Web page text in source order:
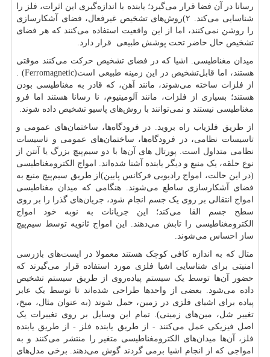
رسانا در آن فضا قرار می‌گیرد؛ یابنده با اندازه‌گیری این اثرات، فلز را
شناسایی می‌کند. ۲)روش‌های تشخیص غیرفعال، فضای آشکارسازی
را روشن نمی‌کنند، اما از این واقعیت استفاده می‌کنند که هر فضای
تشخیص حال حاضر تحت پوشش طبیعی قرار دارد.
میدان مغناطیسی. اشیا که در فضای تشخیص حرکت می‌کنند موقتی
هستند، اما قابل‌تشخیص در این زمینه طبیعی است. (Ferromagnetic)
از فلزات ساخته می‌شوند، مانند آهن، که قادر به مغناطیسی بودن
هستند؛ بسیاری از فلزات، مانند آلومینیوم، نا رسانا هستند اما فرو
مغناطیسی نیستند و نمی‌توانند با روش‌های پاسیو تشخیص داده شوند.
از طریق فلزیاب راه بروید. در فرودگاه‌ها، ساختمان‌های عمومی و
تاسیسات نظامی، در فرودگاه‌ها، ساختمان‌های عمومی و تاسیسات
نظامی متداول است. پورتال های آن‌ها با دو سیم‌پیچ بزرگ یا آنتن از
نوع حلقه، یک منبع و دیگر یابنده آشنا شده‌اند. امواج الکترومغناطیسی
(در این حالت، امواج رادیویی فرکانس پایین)از طریق سیم‌پیچ منبع به
فضای آشکارسازی ساطع می‌شوند. هنگامی که میدان مغناطیسی
امواج انتقالی بر روی یک جسم انجام شود، جریان‌های گذرا را بر روی
سطح جسم القا می‌کند؛ این جریانات به نوبه خود امواج
الکترومغناطیسی را تابش می‌دهند. این امواج ثانویه توسط سیم‌پیچ
ساز احساس می‌شوند.
متال که به اندازه کافی کوچک هستند معمولا در ایست‌های بازرسی
امنیتی برای شناسایی اشیا فلزی مورد استفاده قرار می‌گیرند که
حضور آن‌ها توسط یک سیستم پیاده‌روی از طریق سیستم تشخیص
داده می‌شود. بعضی از واحدها طراحی شده‌اند تا توسط یک عابر
پیاده برای اشیای فلزی در زمین، حمل شوند (به عنوان مثال، میخ،
تغییر شل، مین‌های زمینی). تمام این وسایل بر روی تغییرات یک
اصل فیزیکی عمل می‌کنند - از طریق یابنده فلز - از طریق یابنده
فلز، آن‌ها میدان‌های الکترومغناطیسی متغیر را منتشر می‌کنند و به
امواجی که از انجام اشیا برمی گردند گوش می‌دهند. برخی مدل‌های